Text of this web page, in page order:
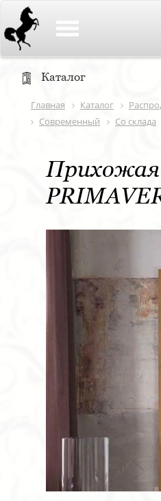
Каталог
Главная Каталог
Современный
Со склада